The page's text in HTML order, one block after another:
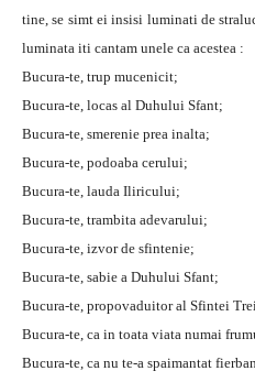
tine, se simt ei insisi luminati de
luminata iti cantam unele ca acestea :
Bucura-te, trup mucenicit;
Bucura-te, locas al Duhului Sfant;
Bucura-te, smerenie prea inalta;
Bucura-te, podoaba cerului;
Bucura-te, lauda Iliricului;
Bucura-te, trambita adevarului;
Bucura-te, izvor de sfintenie;
Bucura-te, sabie a Duhului Sfant;
Bucura-te, propovaduitor al Sfintei
Bucura-te, ca in toata viata numai
Bucura-te, ca nu te-a spaimantat